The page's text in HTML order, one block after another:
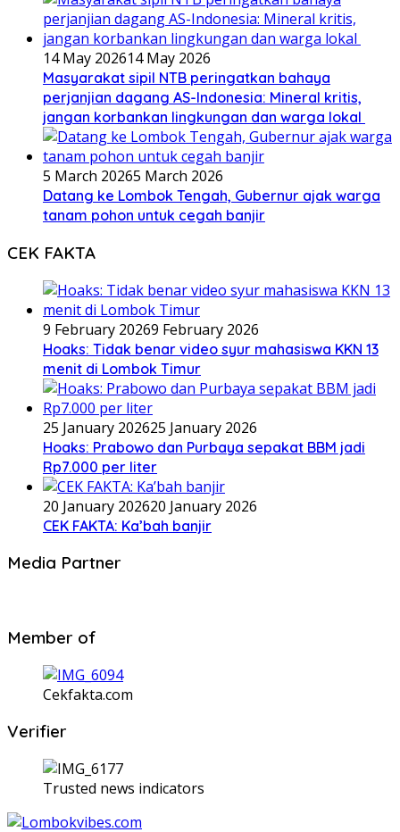
14 May 202614 May 2026
Masyarakat sipil NTB peringatkan bahaya
perjanjian dagang AS-Indonesia: Mineral kritis,
jangan korbankan lingkungan dan warga lokal
5 March 20265 March 2026
Datang ke Lombok Tengah, Gubernur ajak warga
tanam pohon untuk cegah banjir
CEK FAKTA
9 February 20269 February 2026
Hoaks: Tidak benar video syur mahasiswa KKN 13
menit di Lombok Timur
25 January 202625 January 2026
Hoaks: Prabowo dan Purbaya sepakat BBM jadi
Rp7.000 per liter
20 January 202620 January 2026
CEK FAKTA: Ka’bah banjir
Media Partner
Member of
Cekfakta.com
Verifier
Trusted news indicators